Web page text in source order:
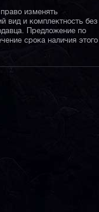
право изменять
вид и комплектность без
Предложение по
срока наличия этого